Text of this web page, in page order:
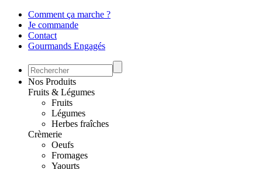
Comment ça marche ?
Je commande
Contact
Gourmands Engagés
Nos Produits
Fruits & Légumes
Fruits
Légumes
Herbes fraîches
Crèmerie
Oeufs
Fromages
Yaourts